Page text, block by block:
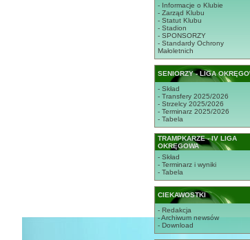
- Informacje o Klubie
- Zarząd Klubu
- Statut Klubu
- Stadion
- SPONSORZY
- Standardy Ochrony
Małoletnich
SENIORZY - LIGA
- Skład
- Transfery 2025/2026
- Strzelcy 2025/2026
- Terminarz 2025/2026
- Tabela
TRAMPKARZE - IV LIGA
OKRĘGOWA
- Skład
- Terminarz i wyniki
- Tabela
CIEKAWOSTKI
- Redakcja
- Archiwum newsów
- Download